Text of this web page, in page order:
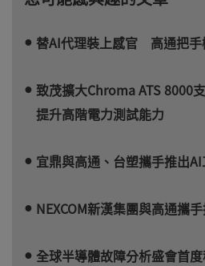
替AI代理裝上感官 高通把手
致茂擴大Chroma ATS 8000
提升高階電力測試能力
宜鼎與高通、台塑攜手推出
NEXCOM新漢集團與高通攜
全球半導體故障分析盛會首